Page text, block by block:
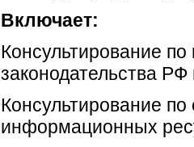
Включает:
Консультирование
законодательства
Консультирование
информационных